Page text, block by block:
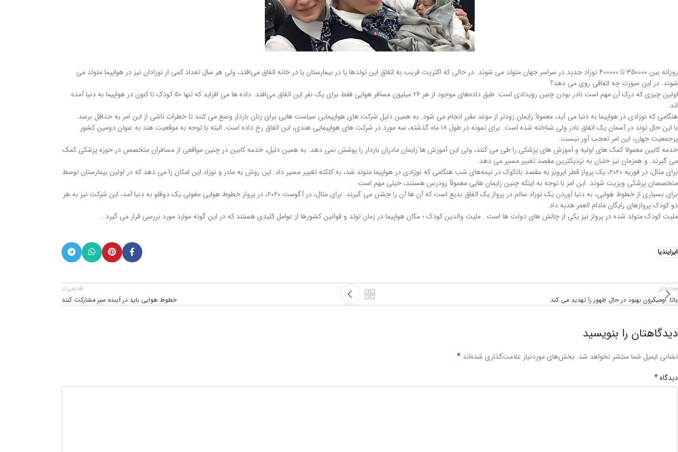
روزانه بین ۳۵۰۰۰۰ تا ۴۰۰۰۰۰ نوزاد جدید در سراسر جهان متولد می شوند. در حالی که اکثریت قریب به اتفاق این تولدها یا در بیمارستان یا در خانه اتفاق می‌افتد، ولی هر سال تعداد کمی از نوزادان نیز در هواپیما متولد می
شوند. در این صورت چه اتفاقی روی می دهد؟
اولین چیزی که درک آن مهم است نادر بودن چنین رویدادی است. طبق داده‌های موجود از هر ۲۶ میلیون مسافر هوایی فقط برای یک نفر این اتفاق می‌افتد. داده ها می افزاید که تنها ۵۰ کودک تا کنون در هواپیما به دنیا آمده
اند.
هنگامی که نوزادی در هواپیما به دنیا می آید، معمولاً زایمان زودتر از موعد مقرر انجام می شود. به همین دلیل شرکت های هواپیمایی سیاست هایی برای زنان باردار وضع می کنند تا خطرات ناشی از این امر به حداقل برسد.
با این حال تولد در آسمان یک اتفاق نادر ولی شناخته شده است. برای نمونه در طول ۱۸ ماه گذشته، سه مورد در شرکت های هواپیمایی هندی، این اتفاق رخ داده است. البته با توجه به موقعیت هند به عنوان دومین کشور
پرجمعیت جهان، این امر تعجب آور نیست.
خدمه کابین معمولا کمک های اولیه و آموزش های پزشکی را طی می کنند، ولی این آموزش ها زایمان مادران باردار را پوشش نمی دهد. به همین دلیل، خدمه کابین در چنین مواقعی از مسافران متخصص در حوزه پزشکی کمک
می گیرند. و همزمان نیز خلبان به نزدیکترین مقصد تغییر مسیر می دهد.
برای مثال، در فوریه ۲۰۲۰، یک پرواز قطر ایرویز به مقصد بانکوک در نیمه‌های شب هنگامی که نوزادی در هواپیما متولد شد، به کلکته تغییر مسیر داد. این روش به مادر و نوزاد این امکان را می دهد که در اولین بیمارستان توسط
متخصصان پزشکی ویزیت شوند. این امر با توجه به اینکه چنین زایمان هایی معمولاً زودرس هستند، خیلی مهم است.
برای بسیاری از خطوط هوایی، به دنیا آوردن یک نوزاد سالم در پرواز یک اتفاق بدیع است که آن ها آن را جشن می گیرند. برای مثال، در آگوست ۲۰۲۰، در پرواز خطوط هوایی مغولی یک دوقلو به دنیا آمد، این شرکت نیز به هر
دو کودک پروازهای رایگان مادام العمر هدیه داد.
ملیت کودک متولد شده در پرواز نیز یکی از چالش های دولت ها است . ملیت والدین کودک ؛ مکان هواپیما در زمان تولد و قوانین کشورها از عوامل کلیدی هستند که در این گونه موارد مورد بررسی قرار می گیرد .
ایرایندیا
جدیدتر
یاتا: اومیکرون بهبود در حال ظهور را تهدید می کند
قدیمی‌تر
خطوط هوایی باید در آینده سبز مشارکت کنند
دیدگاهتان را بنویسید
نشانی ایمیل شما منتشر نخواهد شد. بخش‌های موردنیاز علامت‌گذاری شده‌اند *
دیدگاه*